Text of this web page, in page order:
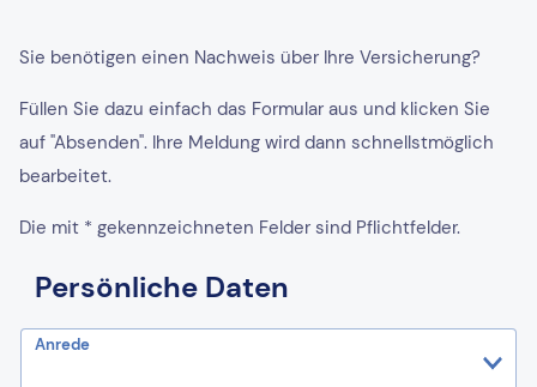
Sie benötigen einen Nachweis über Ihre Versicherung?
Füllen Sie dazu einfach das Formular aus und klicken Sie
auf "Absenden". Ihre Meldung wird dann schnellstmöglich
bearbeitet.
Die mit * gekennzeichneten Felder sind Pflichtfelder.